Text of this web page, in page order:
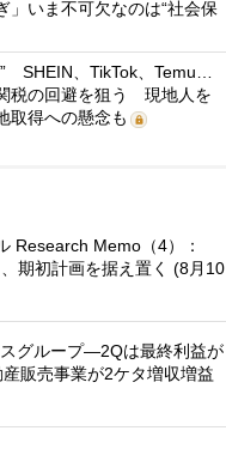
いま不可欠なのは“社会保
SHEIN、TikTok、Temu…
税の回避を狙う 現地人を
取得への懸念も
Research Memo（4）：
期初計画を据え置く (8月10
グループ—2Qは最終利益が
販売事業が2ケタ増収増益